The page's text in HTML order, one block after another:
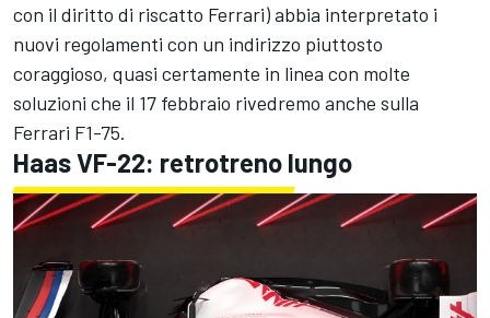
con il diritto di riscatto Ferrari) abbia interpretato i
nuovi regolamenti con un indirizzo piuttosto
coraggioso, quasi certamente in linea con molte
soluzioni che il 17 febbraio rivedremo anche sulla
Ferrari F1-75.
Haas VF-22: retrotreno lungo